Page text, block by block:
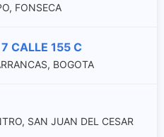
FONSECA
CALLE 155 C
BOGOTA
SAN JUAN DEL CESAR